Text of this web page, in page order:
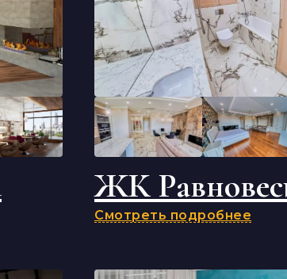
ЖК
Смотреть подробнее